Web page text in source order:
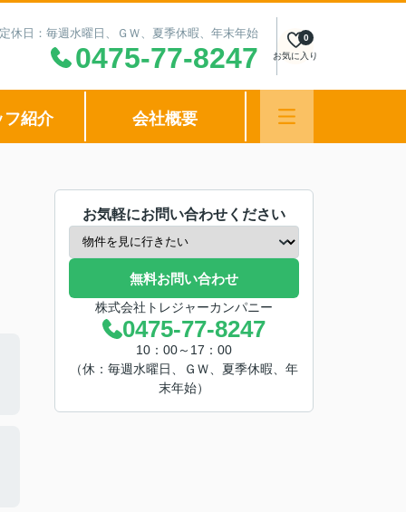
休日：毎週水曜日、ＧＷ、夏季休暇、年末年始
0475-77-8247 お気に入り
0
フ紹介 会社概要
お気軽にお問い合わせください
無料お問い合わせ
株式会社トレジャーカンパニー
0475-77-8247
10：00～17：00
（休：毎週水曜日、ＧＷ、夏季休暇、年
末年始）